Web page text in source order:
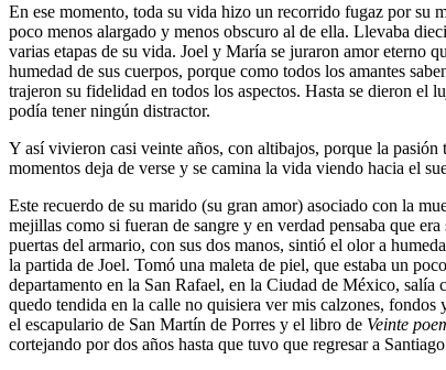
En ese momento, toda su vida hizo un recorrido fugaz por su
poco menos alargado y menos obscuro al de ella. Llevaba
varias etapas de su vida. Joel y María se juraron amor eterno
humedad de sus cuerpos, porque como todos los amantes
trajeron su fidelidad en todos los aspectos. Hasta se dieron el
podía tener ningún distractor.
Y así vivieron casi veinte años, con altibajos, porque la
momentos deja de verse y se camina la vida viendo hacia el
Este recuerdo de su marido (su gran amor) asociado con la
mejillas como si fueran de sangre y en verdad pensaba que
puertas del armario, con sus dos manos, sintió el olor a
la partida de Joel. Tomó una maleta de piel, que estaba un
departamento en la San Rafael, en la Ciudad de México,
quedo tendida en la calle no quisiera ver mis calzones,
el escapulario de San Martín de Porres y el libro de Veinte
cortejando por dos años hasta que tuvo que regresar a